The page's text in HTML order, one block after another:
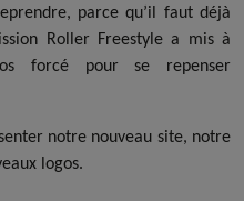
parce qu’il faut déjà
Roller Freestyle a mis à
forcé pour se repenser
notre nouveau site, notre
logos.